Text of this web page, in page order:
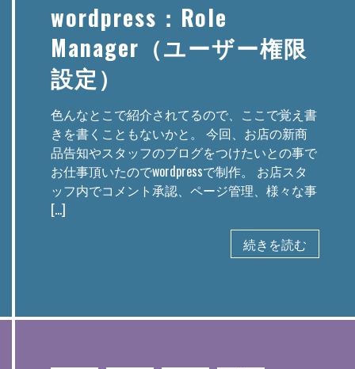
wordpress：Role
Manager（ユーザー権限
設定）
色んなとこで紹介されてるので、ここで覚え書
きを書くこともないかと。 今回、お店の新商
品告知やスタッフのブログをつけたいとの事で
お仕事頂いたのでwordpressで制作。 お店スタ
ッフ内でコメント承認、ページ管理、様々な事
[…]
続きを読む